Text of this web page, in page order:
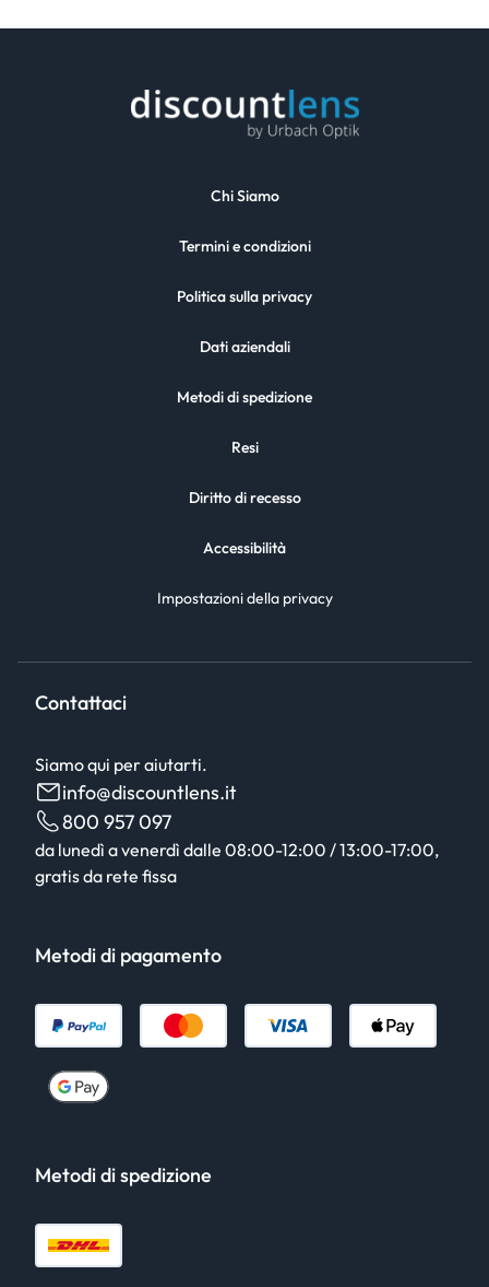
Chi Siamo
Termini e condizioni
Politica sulla privacy
Dati aziendali
Metodi di spedizione
Resi
Diritto di recesso
Accessibilità
Impostazioni della privacy
Contattaci
Siamo qui per aiutarti.
info@discountlens.it
800 957 097
da lunedì a venerdì dalle 08:00-12:00 / 13:00-17:00,
gratis da rete fissa
Metodi di pagamento
Metodi di spedizione